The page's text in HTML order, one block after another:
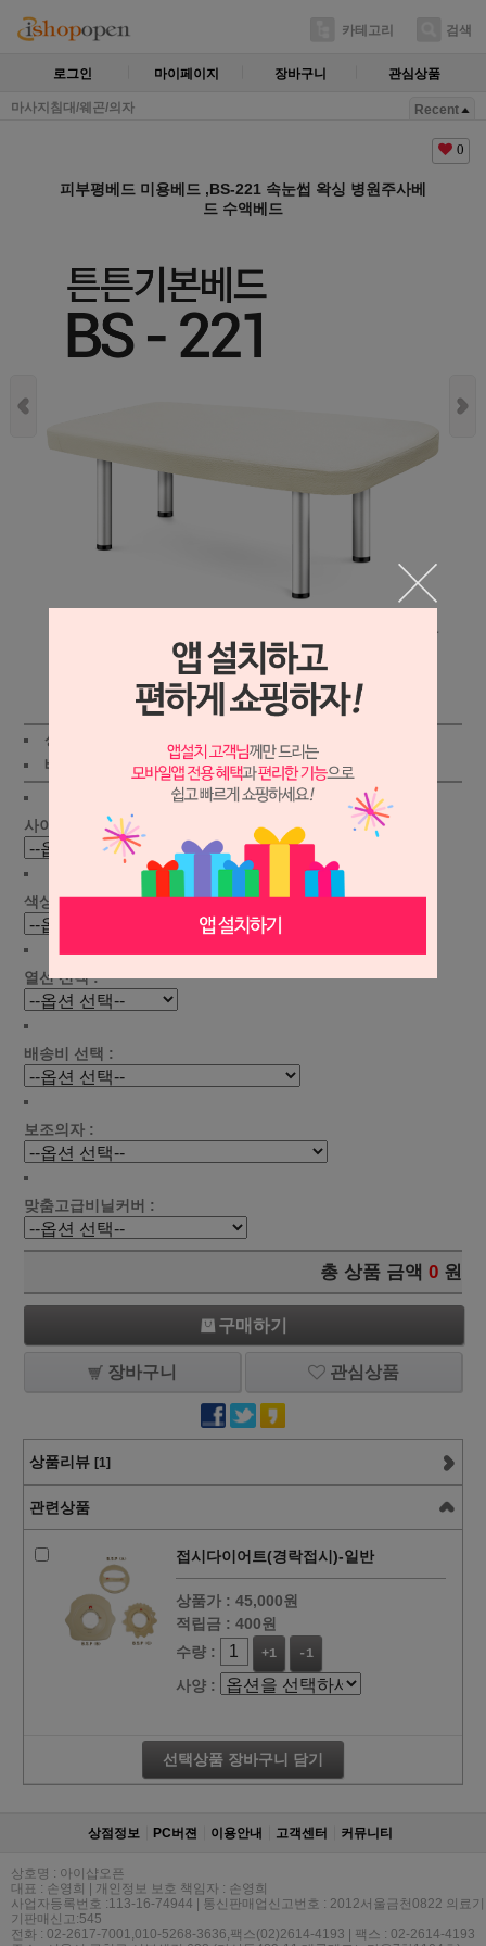
카테고리 검색
로그인 마이페이지 장바구니 관심상품
마사지침대/웨곤/의자 Recent
0
피부평베드 미용베드 ,BS-221 속눈썹 왁싱 병원주사베
드 수액베드
상세보기
상품가 :
배송비 :
(조건) ! 지역별 !
사이즈 선택 :
색상 선택 :
열선 선택 :
배송비 선택 :
보조의자 :
맞춤고급비닐커버 :
총 상품 금액 0 원
구매하기
장바구니 관심상품
상품리뷰 [1]
관련상품
접시다이어트(경락접시)-일반
상품가 : 45,000원
적립금 : 400원
수량 :
+1 -1
사양 :
선택상품 장바구니 담기
상점정보 PC버젼 이용안내 고객센터 커뮤니티
상호명 : 아이샵오픈
대표 : 손영희 | 개인정보 보호 책임자 : 손영희
사업자등록번호 :113-16-74944 | 통신판매업신고번호 : 2012서울금천0822 의료기
기판매신고:545
전화 : 02-2617-7001,010-5268-3636,팩스(02)2614-4193 | 팩스 : 02-2614-4193